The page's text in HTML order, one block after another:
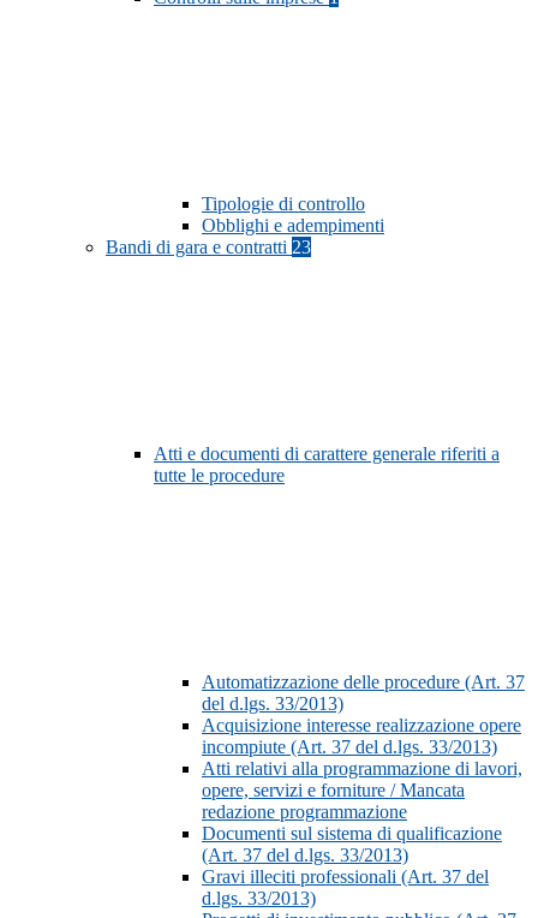
Tipologie di controllo
Obblighi e adempimenti
Bandi di gara e contratti 23
Atti e documenti di carattere generale riferiti a
tutte le procedure
Automatizzazione delle procedure (Art. 37
del d.lgs. 33/2013)
Acquisizione interesse realizzazione opere
incompiute (Art. 37 del d.lgs. 33/2013)
Atti relativi alla programmazione di lavori,
opere, servizi e forniture / Mancata
redazione programmazione
Documenti sul sistema di qualificazione
(Art. 37 del d.lgs. 33/2013)
Gravi illeciti professionali (Art. 37 del
d.lgs. 33/2013)